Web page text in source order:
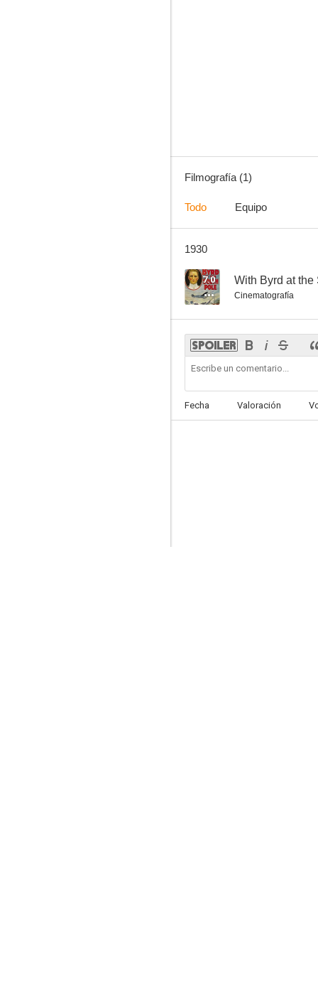
Filmografía (1)
Todo Equipo
1930
7.0 With Byrd at the
Cinematografía
Fecha Valoración